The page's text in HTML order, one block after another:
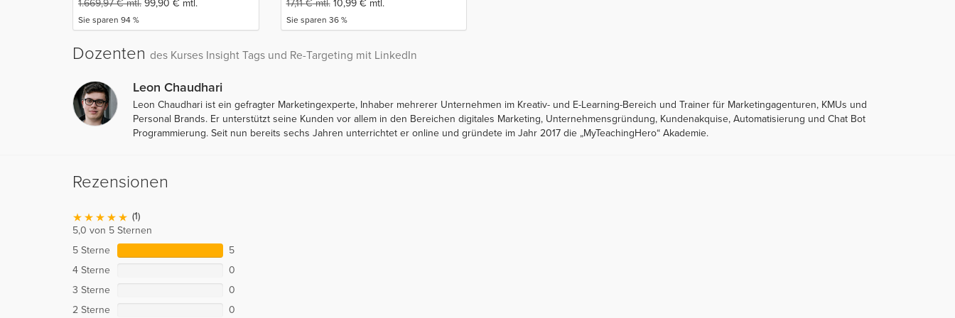
1.669,97€mtl. 99,90 € mtl.
Sie sparen 94 %
17,11€mtl. 10,99 € mtl.
Sie sparen 36 %
Dozenten des Kurses Insight Tags und Re-Targeting mit LinkedIn
Leon Chaudhari
Leon Chaudhari ist ein gefragter Marketingexperte, Inhaber mehrerer Unternehmen im Kreativ- und E-Learning-Bereich und Trainer für Marketingagenturen, KMUs und
Personal Brands. Er unterstützt seine Kunden vor allem in den Bereichen digitales Marketing, Unternehmensgründung, Kundenakquise, Automatisierung und Chat Bot
Programmierung. Seit nun bereits sechs Jahren unterrichtet er online und gründete im Jahr 2017 die „MyTeachingHero“ Akademie.
Rezensionen
(1)
5,0 von 5 Sternen
5 Sterne
5
4 Sterne
0
3 Sterne
0
2 Sterne
0